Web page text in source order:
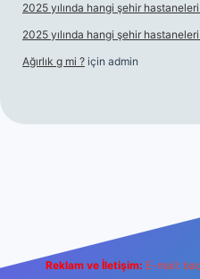
2025 yılında hangi şehir
2025 yılında hangi şehir
Ağırlık g mi ? için admin
Reklam ve İletişim: E-mail: